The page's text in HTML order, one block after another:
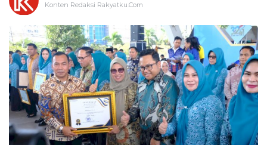
Konten Redaksi Rakyatku.Com